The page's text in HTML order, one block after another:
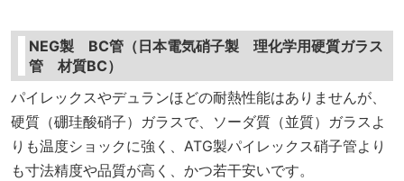
NEG製 BC管 （日本電気硝子製 理化学用硬質ガラス
管 材質BC）
パイレックスやデュランほどの耐熱性能はありませんが、
硬質（硼珪酸硝子）ガラスで、ソーダ質（並質）ガラスよ
りも温度ショックに強く、ATG製パイレックス硝子管より
も寸法精度や品質が高く、かつ若干安いです。